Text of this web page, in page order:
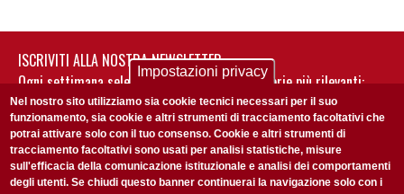
ISCRIVITI ALLA NOSTRA NEWSLETTER
Ogni settimana selezioniamo per te nostre storie più rilevanti:
non perderti gli aggiornamenti della nostra newsletter
Impostazioni privacy
Nel nostro sito utilizziamo sia cookie tecnici necessari per il suo
funzionamento, sia cookie e altri strumenti di tracciamento facoltativi che
potrai attivare solo con il tuo consenso. Cookie e altri strumenti di
tracciamento facoltativi sono usati per analisi statistiche, misure
sull'efficacia della comunicazione istituzionale e analisi dei comportamenti
degli utenti. Se chiudi questo banner continuerai la navigazione solo con i